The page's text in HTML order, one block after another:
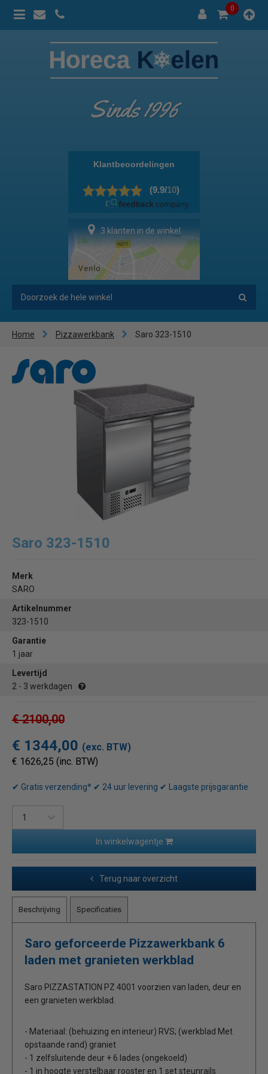
0
Sinds 1996
3 klanten in de winkel
Home Pizzawerkbank Saro 323-1510
Saro 323-1510
Merk
SARO
Artikelnummer
323-1510
Garantie
1 jaar
Levertijd
2 - 3 werkdagen
€ 2100,00
€ 1344,00 (exc. BTW)
€ 1626,25 (inc. BTW)
✔ Gratis verzending* ✔ 24 uur levering ✔ Laagste prijsgarantie
In winkelwagentje
Terug naar overzicht
Beschrijving Specificaties
Saro geforceerde Pizzawerkbank 6
laden met granieten werkblad
Saro PIZZASTATION PZ 4001 voorzien van laden, deur en
een granieten werkblad.
- Materiaal: (behuizing en interieur) RVS; (werkblad Met
opstaande rand) graniet
- 1 zelfsluitende deur + 6 lades (ongekoeld)
- 1 in hoogte verstelbaar rooster en 1 set steunrails